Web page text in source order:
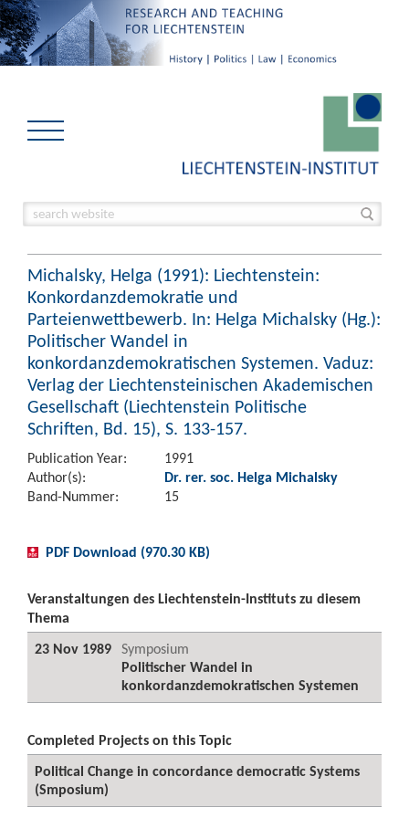
Michalsky, Helga (1991): Liechtenstein:
Konkordanzdemokratie und
Parteienwettbewerb. In: Helga Michalsky (Hg.):
Politischer Wandel in
konkordanzdemokratischen Systemen. Vaduz:
Verlag der Liechtensteinischen Akademischen
Gesellschaft (Liechtenstein Politische
Schriften, Bd. 15), S. 133-157.
Publication Year:
1991
Author(s):
Dr. rer. soc. Helga Michalsky
Band-Nummer:
15
PDF Download (970.30 KB)
Veranstaltungen des Liechtenstein-Instituts zu diesem
Thema
23 Nov 1989 Symposium
Politischer Wandel in
konkordanzdemokratischen Systemen
Completed Projects on this Topic
Political Change in concordance democratic Systems
(Smposium)